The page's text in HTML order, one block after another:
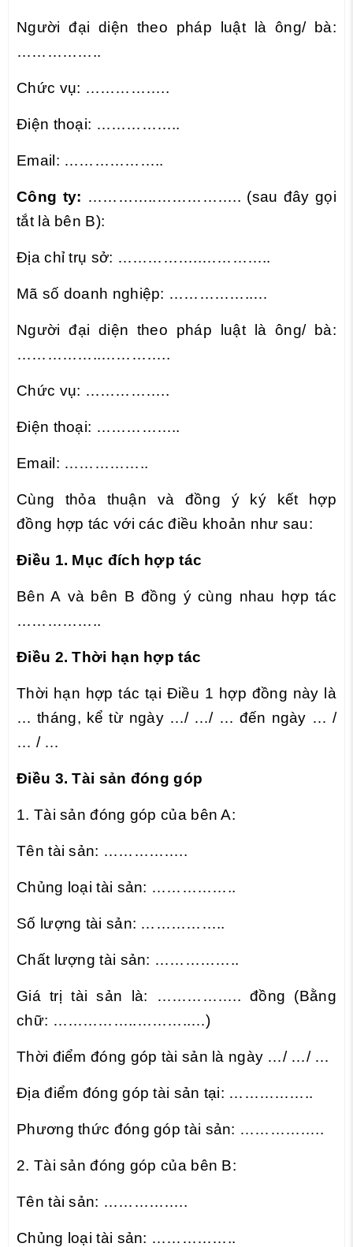
Người đại diện theo pháp luật là ông/ bà:
……………..
Chức vụ: ……………..
Điện thoại: ……………..
Email: ………………..
Công ty: …………..…………….. (sau đây gọi
tắt là bên B):
Địa chỉ trụ sở: ……………..…………..
Mã số doanh nghiệp: ……………..…
Người đại diện theo pháp luật là ông/ bà:
……………..…………..
Chức vụ: ……………..
Điện thoại: ……………..
Email: ……………..
Cùng thỏa thuận và đồng ý ký kết hợp
đồng hợp tác với các điều khoản như sau:
Điều 1. Mục đích hợp tác
Bên A và bên B đồng ý cùng nhau hợp tác
……………..
Điều 2. Thời hạn hợp tác
Thời hạn hợp tác tại Điều 1 hợp đồng này là
… tháng, kể từ ngày …/ …/ … đến ngày … /
… / …
Điều 3. Tài sản đóng góp
1. Tài sản đóng góp của bên A:
Tên tài sản: ……………..
Chủng loại tài sản: ……………..
Số lượng tài sản: ……………..
Chất lượng tài sản: ……………..
Giá trị tài sản là: …………….. đồng (Bằng
chữ: ……………..………..…)
Thời điểm đóng góp tài sản là ngày …/ …/ …
Địa điểm đóng góp tài sản tại: ……………..
Phương thức đóng góp tài sản: ……………..
2. Tài sản đóng góp của bên B:
Tên tài sản: ……………..
Chủng loại tài sản: ……………..